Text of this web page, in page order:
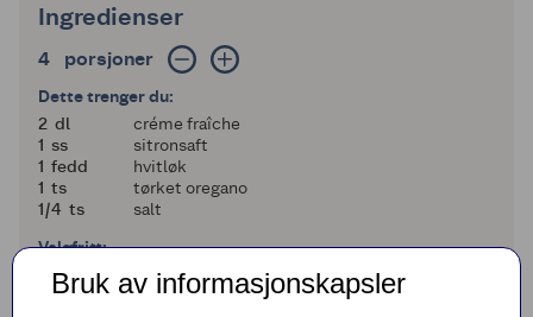
Ingredienser
4 porsjoner
4 porsjoner
Dette trenger du:
2
2 dl
créme fraîche
11 ss
sitronsaft
11 fedd
hvitløk
11 ts
tørket oregano
en fjerdedel
1/4 ts
salt
Valgfritt:
skiver
blåmuggost
en halv
1/2 stk rød chili, finhakket
Bruk av informasjonskapsler